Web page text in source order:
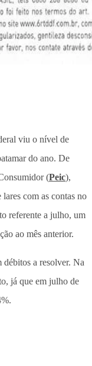
viu o nível de
do ano. De
(Peic),
com as contas no
referente a julho, um
ao mês anterior.
débitos a resolver. Na
já que em julho de